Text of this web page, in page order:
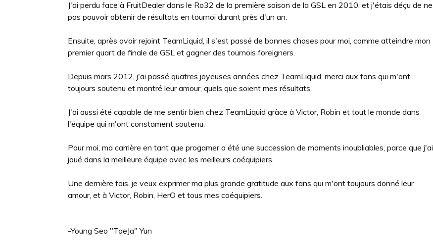
J'ai perdu face à FruitDealer dans le Ro32 de la première saison de la GSL en 2010, et j'étais déçu de ne
pas pouvoir obtenir de résultats en tournoi durant près d'un an.
Ensuite, après avoir rejoint TeamLiquid, il s'est passé de bonnes choses pour moi, comme atteindre mon
premier quart de finale de GSL et gagner des tournois foreigners.
Depuis mars 2012, j'ai passé quatres joyeuses années chez TeamLiquid, merci aux fans qui m'ont
toujours soutenu et montré leur amour, quels que soient mes résultats.
J'ai aussi été capable de me sentir bien chez TeamLiquid gràce à Victor, Robin et tout le monde dans
l'équipe qui m'ont constament soutenu.
Pour moi, ma carrière en tant que progamer a été une succession de moments inoubliables, parce que j'ai
joué dans la meilleure équipe avec les meilleurs coéquipiers.
Une dernière fois, je veux exprimer ma plus grande gratitude aux fans qui m'ont toujours donné leur
amour, et à Victor, Robin, HerO et tous mes coéquipiers.
-Young Seo "TaeJa" Yun